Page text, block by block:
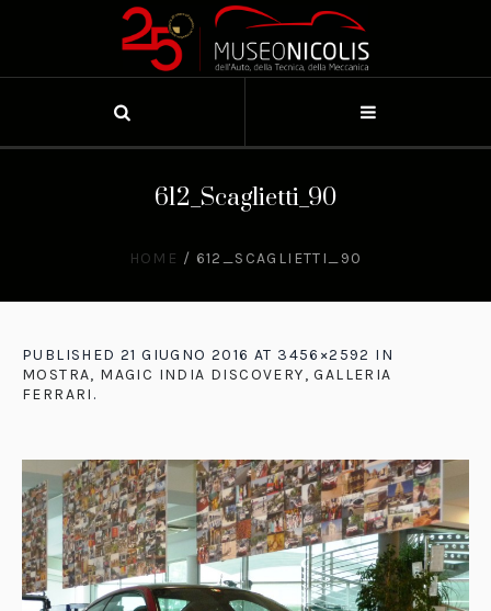
612_Scaglietti_90
HOME / 612_SCAGLIETTI_90
PUBLISHED 21 GIUGNO 2016 AT 3456×2592 IN
MOSTRA, MAGIC INDIA DISCOVERY, GALLERIA
FERRARI .